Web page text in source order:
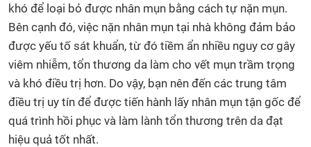
khó để loại bỏ được nhân mụn bằng cách tự nặn mụn.
Bên cạnh đó, việc nặn nhân mụn tại nhà không đảm bảo
được yếu tố sát khuẩn, từ đó tiềm ẩn nhiều nguy cơ gây
viêm nhiễm, tổn thương da làm cho vết mụn trầm trọng
và khó điều trị hơn. Do vậy, bạn nên đến các trung tâm
điều trị uy tín để được tiến hành lấy nhân mụn tận gốc để
quá trình hồi phục và làm lành tổn thương trên da đạt
hiệu quả tốt nhất.